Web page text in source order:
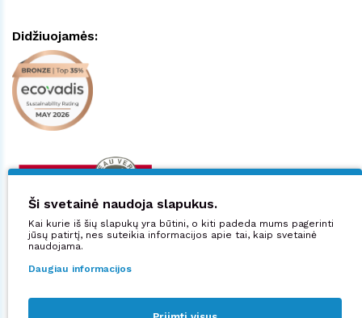
Didžiuojamės:
Ši svetainė naudoja slapukus.
Kai kurie iš šių slapukų yra būtini, o kiti padeda mums pagerinti
jūsų patirtį, nes suteikia informacijos apie tai, kaip svetainė
naudojama.
Daugiau informacijos